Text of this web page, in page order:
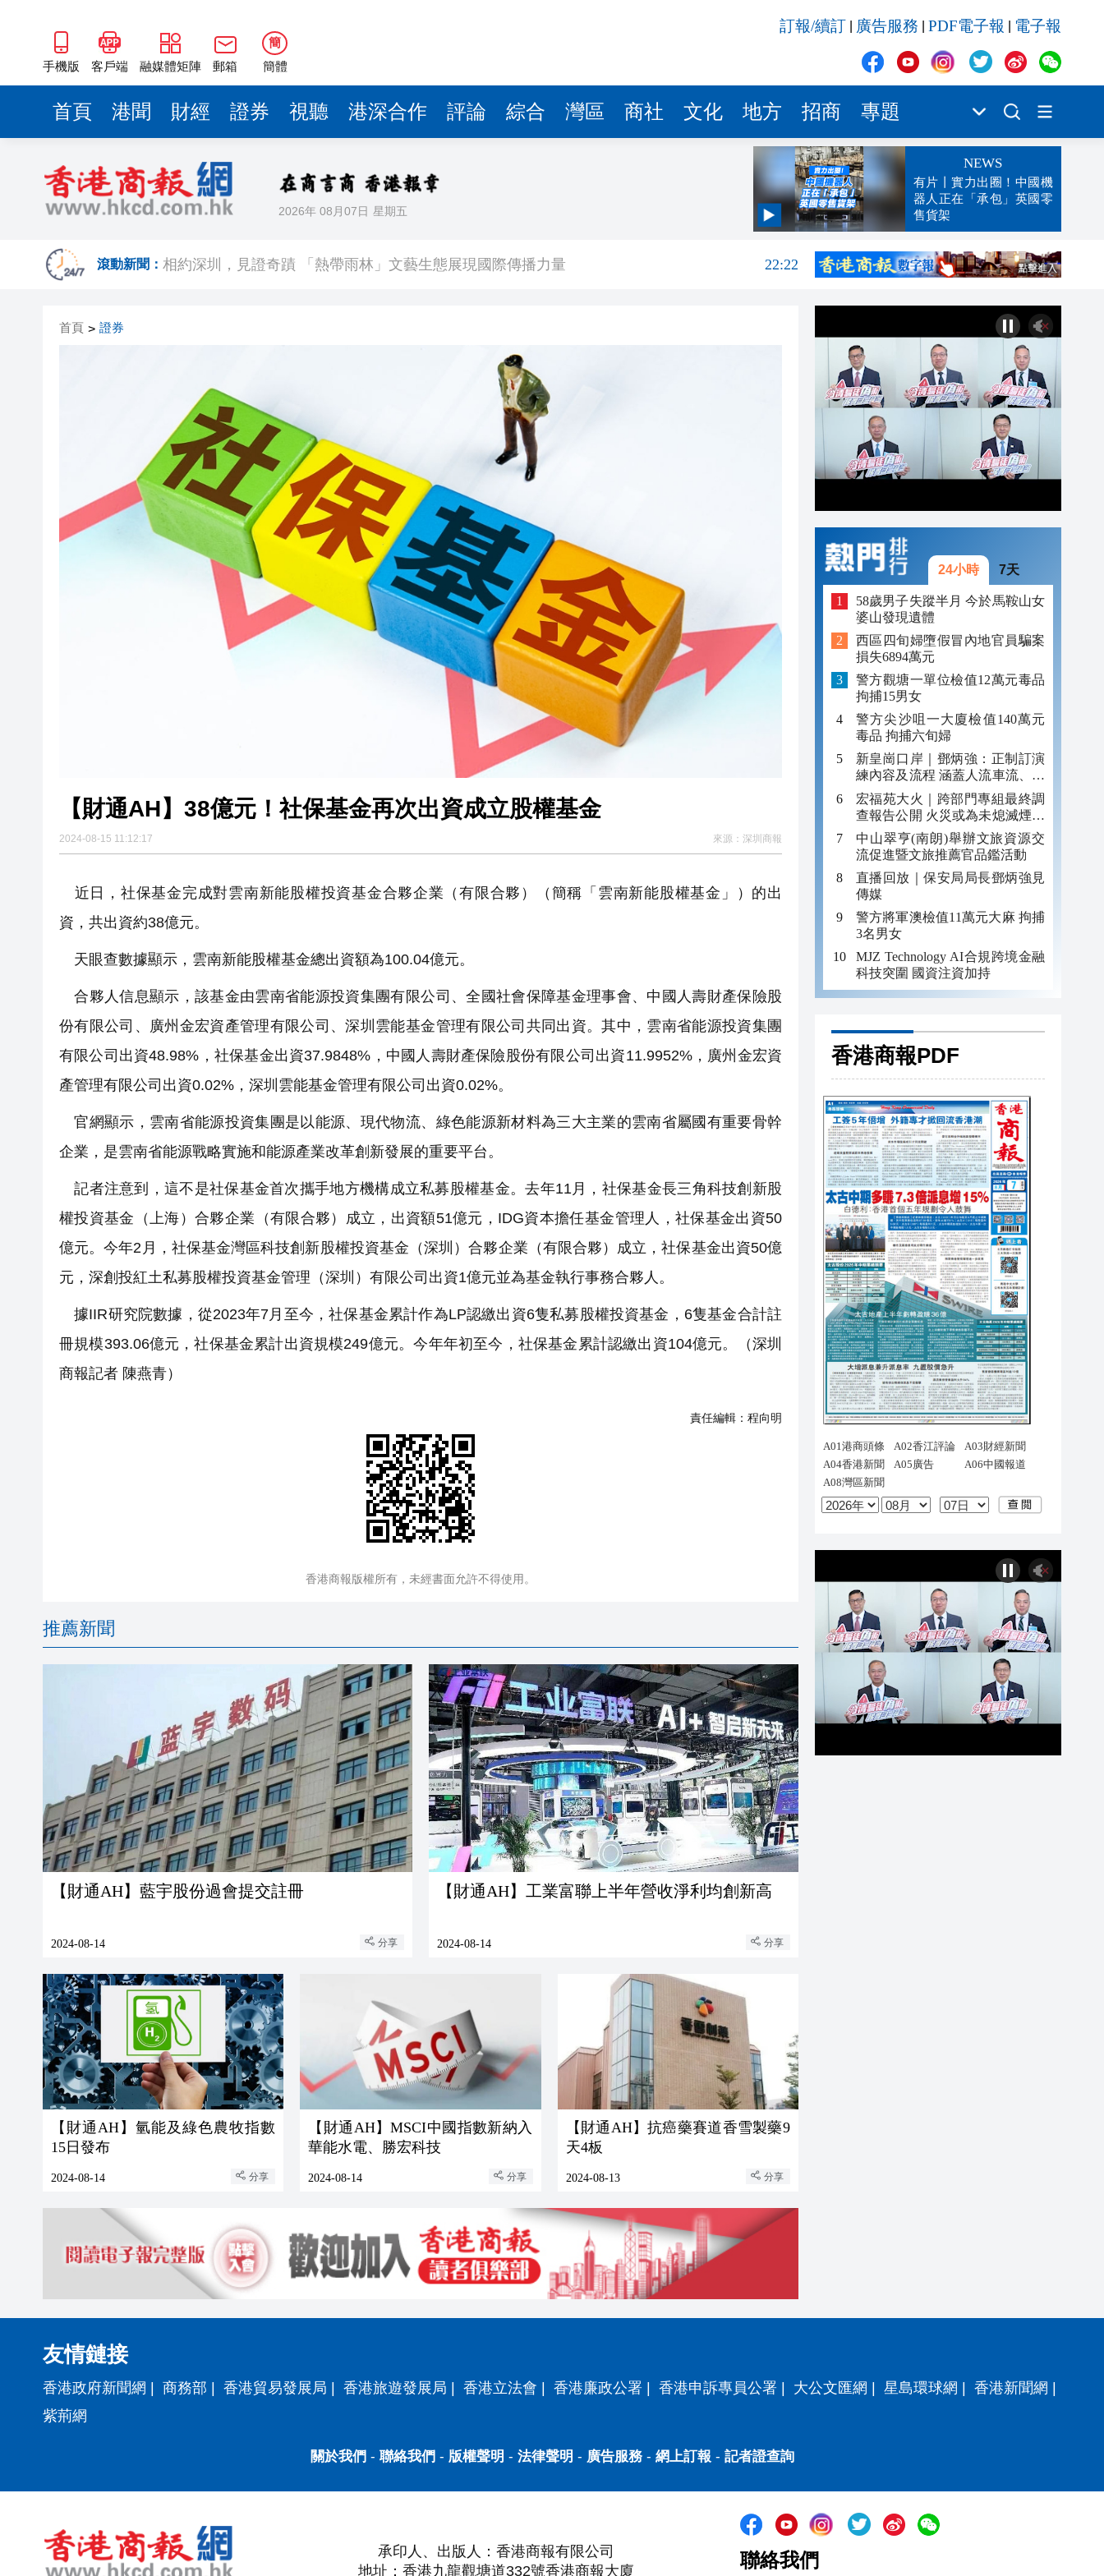
手機版 客戶端 融媒體矩陣 郵箱
簡
簡體
訂報/續訂 廣告服務 PDF電子報 電子報
首頁 港聞 財經 證券 視聽 港深合作 評論 綜合 灣區 商社 文化 地方 招商 專題
2026年 08月07日 星期五
NEWS
有片丨實力出圈！中國機
器人正在「承包」英國零
售貨架
滾動新聞：
路易斯迪亞斯轟世界波 拜仁2:1挫維拉
有片丨宇樹科技IPO路演現場 CEO王興興發聲：讓人工智能為社會服務
美7月非農職位突轉跌2.3萬 美聯儲減息預期升溫
超多優惠產品集中上線！2026年深圳體育消費嘉年華啟動
共建灣區拔尖人才培育新平台 石門教育集團與佛山暨大港澳子弟學校簽約
首頁 > 證券
【財通AH】38億元！社保基金再次出資成立股權基金
2024-08-15 11:12:17 來源： 深圳商報
近日，社保基金完成對雲南新能股權投資基金合夥企業（有限合夥）（簡稱「雲南新能股權基金」）的出
資，共出資約38億元。
天眼查數據顯示，雲南新能股權基金總出資額為100.04億元。
合夥人信息顯示，該基金由雲南省能源投資集團有限公司、全國社會保障基金理事會、中國人壽財產保險股
份有限公司、廣州金宏資產管理有限公司、深圳雲能基金管理有限公司共同出資。其中，雲南省能源投資集團
有限公司出資48.98%，社保基金出資37.9848%，中國人壽財產保險股份有限公司出資11.9952%，廣州金宏資
產管理有限公司出資0.02%，深圳雲能基金管理有限公司出資0.02%。
官網顯示，雲南省能源投資集團是以能源、現代物流、綠色能源新材料為三大主業的雲南省屬國有重要骨幹
企業，是雲南省能源戰略實施和能源產業改革創新發展的重要平台。
記者注意到，這不是社保基金首次攜手地方機構成立私募股權基金。去年11月，社保基金長三角科技創新股
權投資基金（上海）合夥企業（有限合夥）成立，出資額51億元，IDG資本擔任基金管理人，社保基金出資50
億元。今年2月，社保基金灣區科技創新股權投資基金（深圳）合夥企業（有限合夥）成立，社保基金出資50億
元，深創投紅土私募股權投資基金管理（深圳）有限公司出資1億元並為基金執行事務合夥人。
據IIR研究院數據，從2023年7月至今，社保基金累計作為LP認繳出資6隻私募股權投資基金，6隻基金合計註
冊規模393.06億元，社保基金累計出資規模249億元。今年年初至今，社保基金累計認繳出資104億元。
（深圳
商報記者 陳燕青）
責任編輯： 程向明
香港商報版權所有，未經書面允許不得使用。
推薦新聞
【財通AH】藍宇股份過會提交註冊
2024-08-14 分享
【財通AH】工業富聯上半年營收淨利均創新高
2024-08-14 分享
【財通AH】氫能及綠色農牧指數
15日發布
2024-08-14 分享
【財通AH】MSCI中國指數新納入
華能水電、勝宏科技
2024-08-14 分享
【財通AH】抗癌藥賽道香雪製藥9
天4板
2024-08-13 分享
24小時 7天
58歲男子失蹤半月 今於馬鞍山女
婆山發現遺體
西區四旬婦墮假冒內地官員騙案
損失6894萬元
警方觀塘一單位檢值12萬元毒品
拘捕15男女
警方尖沙咀一大廈檢值140萬元
毒品 拘捕六旬婦
新皇崗口岸｜鄧炳強：正制訂演
練內容及流程 涵蓋人流車流、緊
急應變等
宏福苑大火｜跨部門專組最終調
查報告公開 火災或為未熄滅煙頭
引發
中山翠亨(南朗)舉辦文旅資源交
流促進暨文旅推薦官品鑑活動
直播回放｜保安局局長鄧炳強見
傳媒
警方將軍澳檢值11萬元大麻 拘捕
3名男女
MJZ Technology AI合規跨境金融
科技突圍 國資注資加持
香港商報PDF
友情鏈接
香港政府新聞網 | 商務部 | 香港貿易發展局 | 香港旅遊發展局 | 香港立法會 | 香港廉政公署 | 香港申訴專員公署 | 大公文匯網 | 星島環球網 | 香港新聞網 |
紫荊網
關於我們 - 聯絡我們 - 版權聲明 - 法律聲明 - 廣告服務- 網上訂報 - 記者證查詢
承印人、出版人：香港商報有限公司
地址：香港九龍觀塘道332號香港商報大廈
聯絡我們